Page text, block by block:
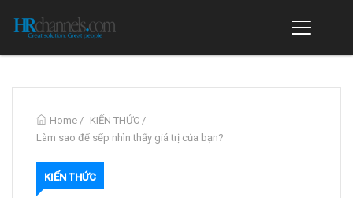
Home / KIẾN THỨC /
Làm sao để sếp nhìn thấy giá trị của bạn?
KIẾN THỨC